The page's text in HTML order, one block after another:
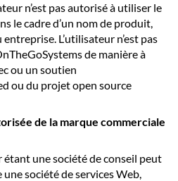
n’est pas autorisé à utiliser le
le cadre d’un nom de produit,
L’utilisateur n’est pas
de manière à
ou un soutien
ou du projet open source
de la marque commerciale
une société de conseil peut
société de services Web,